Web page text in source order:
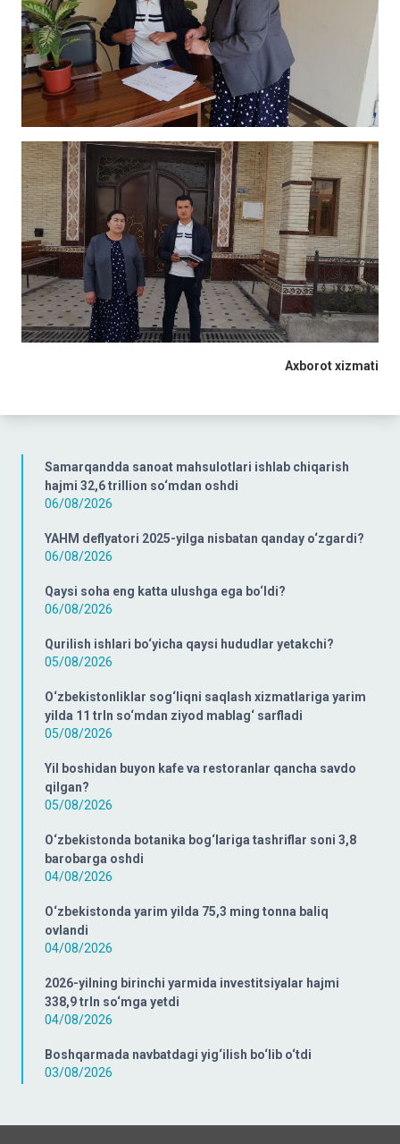
Samarqandda sanoat mahsulotlari ishlab chiqarish
hajmi 32,6 trillion so‘mdan oshdi
06/08/2026
YAHM deflyatori 2025-yilga nisbatan qanday o‘zgardi?
06/08/2026
Qaysi soha eng katta ulushga ega bo‘ldi?
06/08/2026
Qurilish ishlari bo‘yicha qaysi hududlar yetakchi?
05/08/2026
O‘zbekistonliklar sog‘liqni saqlash xizmatlariga yarim
yilda 11 trln so‘mdan ziyod mablag‘ sarfladi
05/08/2026
Yil boshidan buyon kafe va restoranlar qancha savdo
qilgan?
05/08/2026
O‘zbekistonda botanika bog‘lariga tashriflar soni 3,8
barobarga oshdi
04/08/2026
O‘zbekistonda yarim yilda 75,3 ming tonna baliq
ovlandi
04/08/2026
2026-yilning birinchi yarmida investitsiyalar hajmi
338,9 trln so‘mga yetdi
04/08/2026
Boshqarmada navbatdagi yig‘ilish bo‘lib o‘tdi
03/08/2026
Axborot xizmati